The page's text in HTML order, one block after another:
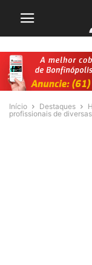
Início Destaques
profissionais de